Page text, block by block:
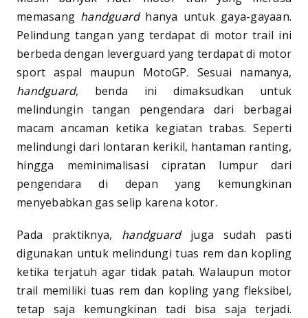
memasang handguardhanya untuk gaya-gayaan.
Pelindung tangan yang terdapat di motor trail ini
berbeda dengan leverguard yang terdapat di motor
sport aspal maupun MotoGP. Sesuai namanya,
handguard, benda ini dimaksudkan untuk
melindungin tangan pengendara dari berbagai
macam ancaman ketika kegiatan trabas. Seperti
melindungi dari lontaran kerikil, hantaman ranting,
hingga meminimalisasi cipratan lumpur dari
pengendara di depan yang kemungkinan
menyebabkan gas selip karena kotor.
Pada praktiknya, handguardjuga sudah pasti
digunakan untuk melindungi tuas rem dan kopling
ketika terjatuh agar tidak patah. Walaupun motor
trail memiliki tuas rem dan kopling yang fleksibel,
tetap saja kemungkinan tadi bisa saja terjadi.